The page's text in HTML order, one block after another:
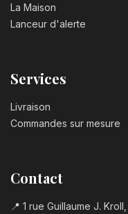
La Maison
Lanceur d'alerte
Services
Livraison
Commandes sur mesure
Contact
📍 1 rue Guillaume J.